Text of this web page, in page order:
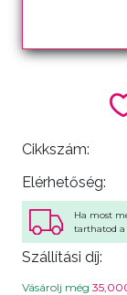
Cikkszám:
Elérhetőség:
Ha most
tarthatod a
Szállítási díj:
Vásárolj még